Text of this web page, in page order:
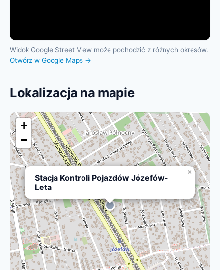
Widok Google Street View może pochodzić z różnych okresów.
Otwórz w Google Maps →
Lokalizacja na mapie
Stacja Kontroli Pojazdów Józefów-
Leta
×
+
−